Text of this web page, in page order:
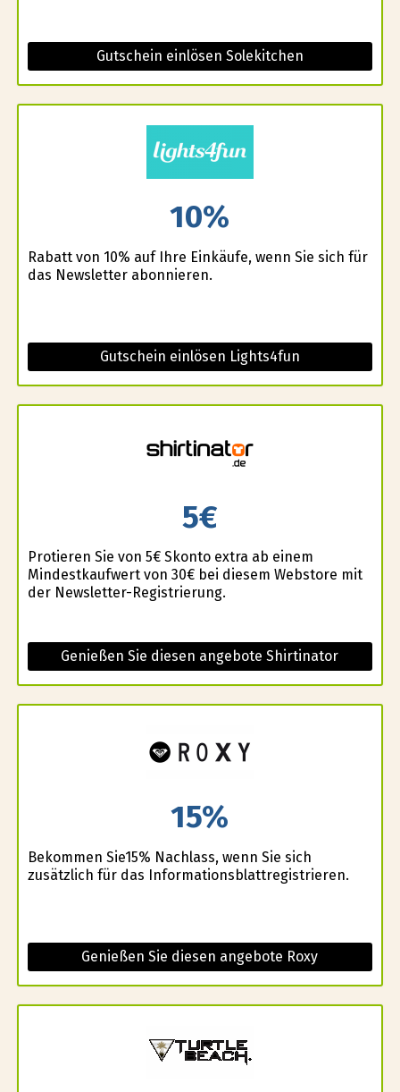
Gutschein einlösen Solekitchen
10%
Rabatt von 10% auf Ihre Einkäufe, wenn Sie sich für
das Newsletter abonnieren.
Gutschein einlösen Lights4fun
5€
Profitieren Sie von 5€ Skonto extra ab einem
Mindestkaufwert von 30€ bei diesem Webstore mit
der Newsletter-Registrierung.
Genießen Sie diesen angebote Shirtinator
15%
Bekommen Sie15% Nachlass, wenn Sie sich
zusätzlich für das Informationsblattregistrieren.
Genießen Sie diesen angebote Roxy